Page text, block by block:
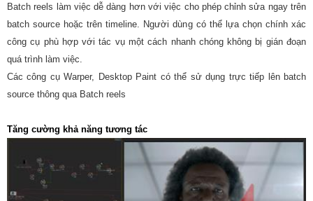
Batch reels làm việc dễ dàng hơn với việc cho phép chỉnh sửa ngay trên
batch source hoặc trên timeline. Người dùng có thể lựa chọn chính xác
công cụ phù hợp với tác vụ một cách nhanh chóng không bị gián đoạn
quá trình làm việc.
Các công cụ Warper, Desktop Paint có thể sử dụng trực tiếp lên batch
source thông qua Batch reels
Tăng cường khả năng tương tác